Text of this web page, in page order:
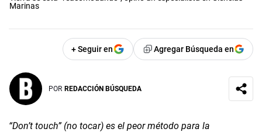
Marinas
+ Seguir en Agregar Búsqueda en
POR REDACCIÓN BÚSQUEDA
“Don’t touch” (no tocar) es el peor método para la